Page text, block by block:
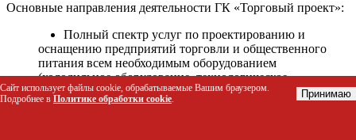
Основные направления деятельности ГК «Торговый проект»:
Полный спектр услуг по проектированию и
оснащению предприятий торговли и общественного
питания всем необходимым оборудованием
(холодильное оборудование, технологическое
оборудование, стеллажное оборудование и т.д.);
Автоматизация торговых процессов и внедрения
Сайт использует файлы cookie, обрабатываемые Вашим браузером.
Подробнее в Политике обработки cookie. Принимаю